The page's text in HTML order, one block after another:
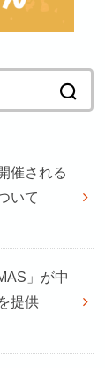
催される
いて
」が中
提供